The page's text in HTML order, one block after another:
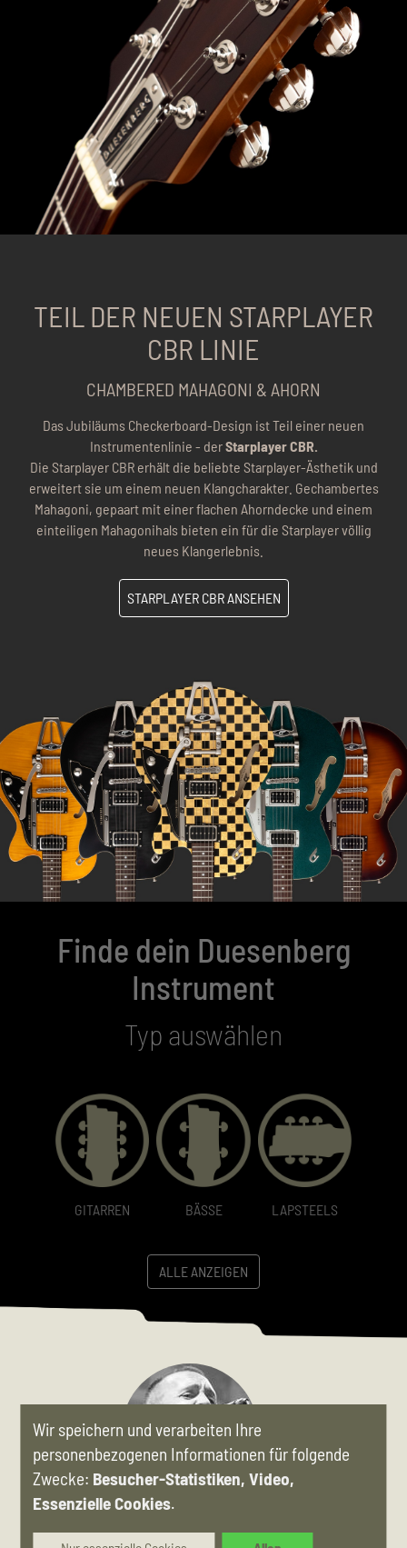
TEIL DER NEUEN STARPLAYER
CBR LINIE
CHAMBERED MAHAGONI & AHORN
Das Jubiläums Checkerboard-Design ist Teil einer neuen
Instrumentenlinie - derStarplayer CBR.
Die Starplayer CBR erhält die beliebte Starplayer-Ästhetik und
erweitert sie um einem neuen Klangcharakter. Gechambertes
Mahagoni, gepaart mit einer flachen Ahorndecke und einem
einteiligen Mahagonihals bieten ein für die Starplayer völlig
neues Klangerlebnis.
STARPLAYER CBR ANSEHEN
Finde dein Duesenberg
Instrument
Typ auswählen
GITARREN BÄSSE LAPSTEELS
ALLE ANZEIGEN
Wir speichern und verarbeiten Ihre
personenbezogenen Informationen für folgende
Zwecke: Besucher-Statistiken, Video,
Essenzielle Cookies.